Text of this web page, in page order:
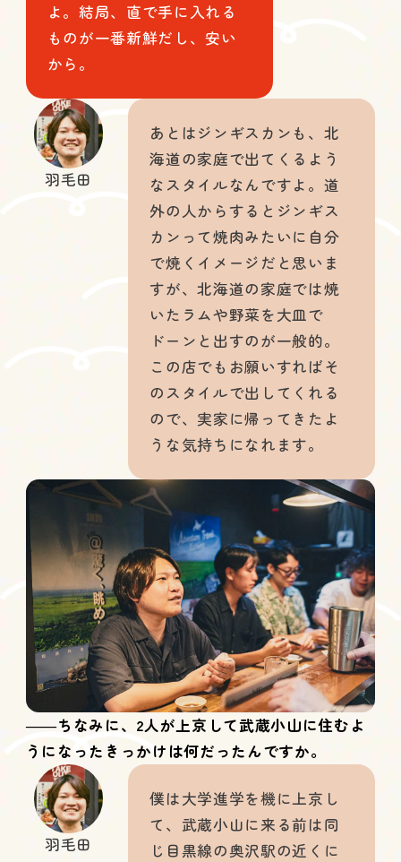
よ。結局、直で手に入れる
ものが一番新鮮だし、安い
から。
あとはジンギスカンも、北
海道の家庭で出てくるよう
なスタイルなんですよ。道
外の人からするとジンギス
カンって焼肉みたいに自分
で焼くイメージだと思いま
すが、北海道の家庭では焼
いたラムや野菜を大皿で
ドーンと出すのが一般的。
この店でもお願いすればそ
のスタイルで出してくれる
ので、実家に帰ってきたよ
うな気持ちになれます。
羽毛田
――ちなみに、2人が上京して武蔵小山に住むよ
うになったきっかけは何だったんですか。
僕は大学進学を機に上京し
て、武蔵小山に来る前は同
じ目黒線の奥沢駅の近くに
羽毛田